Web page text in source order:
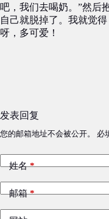
吧，我们去喝奶。”然后
自己就脱掉了。我就觉
呀，多可爱！
发表回复
您的邮箱地址不会被公开。 必
姓名*
邮箱*